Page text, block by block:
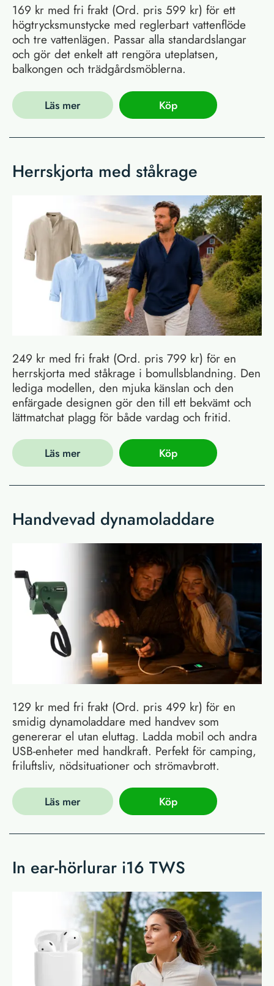
169 kr med fri frakt (Ord. pris 599 kr) för ett
högtrycksmunstycke med reglerbart vattenflöde
och tre vattenlägen. Passar alla standardslangar
och gör det enkelt att rengöra uteplatsen,
balkongen och trädgårdsmöblerna.
Läs mer Köp
Herrskjorta med ståkrage
249 kr med fri frakt (Ord. pris 799 kr) för en
herrskjorta med ståkrage i bomullsblandning. Den
lediga modellen, den mjuka känslan och den
enfärgade designen gör den till ett bekvämt och
lättmatchat plagg för både vardag och fritid.
Läs mer Köp
Handvevad dynamoladdare
129 kr med fri frakt (Ord. pris 499 kr) för en
smidig dynamoladdare med handvev som
genererar el utan eluttag. Ladda mobil och andra
USB-enheter med handkraft. Perfekt för camping,
friluftsliv, nödsituationer och strömavbrott.
Läs mer Köp
In ear-hörlurar i16 TWS